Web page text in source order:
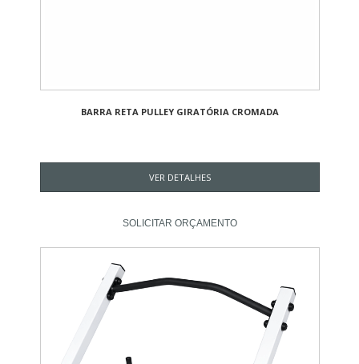
BARRA RETA PULLEY GIRATÓRIA CROMADA
VER DETALHES
SOLICITAR ORÇAMENTO